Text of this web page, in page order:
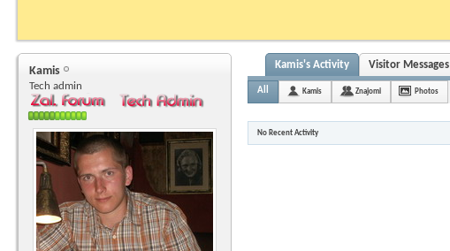
Kamis
Tech admin
Kamis's Activity Visitor Messages
All Kamis Znajomi Photos
No Recent Activity